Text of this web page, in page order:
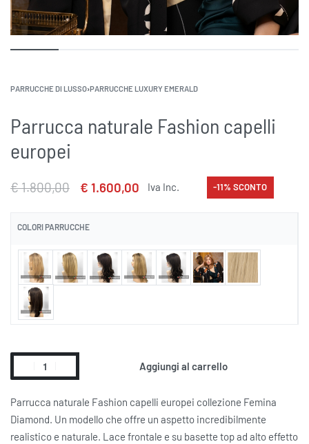
PARRUCCHE DI LUSSO›PARRUCCHE LUXURY EMERALD
Parrucca naturale Fashion capelli
europei
€1.800,00 € 1.600,00 Iva Inc. -11% SCONTO
COLORI PARRUCCHE
Aggiungi al carrello
Alternative:
Parrucca naturale Fashion capelli europei collezione Femina
Diamond. Un modello che offre un aspetto incredibilmente
realistico e naturale. Lace frontale e su basette top ad alto effetto